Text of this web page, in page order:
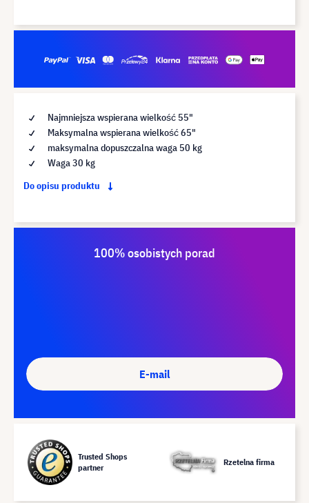
Najmniejsza wspierana wielkość 55"
Maksymalna wspierana wielkość 65"
maksymalna dopuszczalna waga 50 kg
Waga 30 kg
Do opisu produktu
100% osobistych porad
E-mail
Trusted Shops
partner
Rzetelna firma